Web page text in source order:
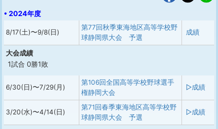
• 2024年度
8/17(土)〜9/8(日)
第77回秋季東海地区高等学校野
球静岡県大会 予選
成績
大会成績
1試合 0勝1敗
6/30(日)〜7/29(月)
第106回全国高等学校野球選手
権静岡大会
▷成績
3/20(水)〜4/14(日)
第71回春季東海地区高等学校野
球静岡県大会 予選
▷成績